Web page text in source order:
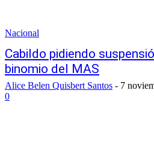
Nacional
Cabildo pidiendo
binomio del MAS
Alice Belen Quisbert Santos - 7
0